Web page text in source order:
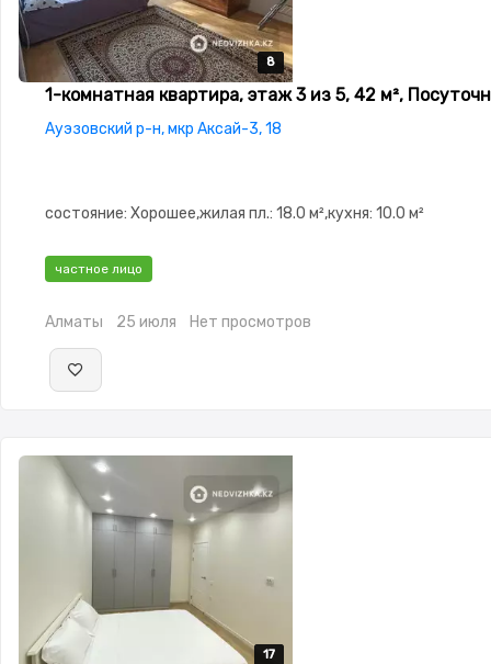
8
8
8
8
8
1-комнатная квартира, этаж 3 из 5, 42 м²,
Ауэзовский р-н, мкр Аксай-3, 18
состояние: Хорошее,жилая пл.: 18.0 м²,кухня: 10.0 м²
частное лицо
Алматы 25 июля Нет просмотров
17
17
17
17
17